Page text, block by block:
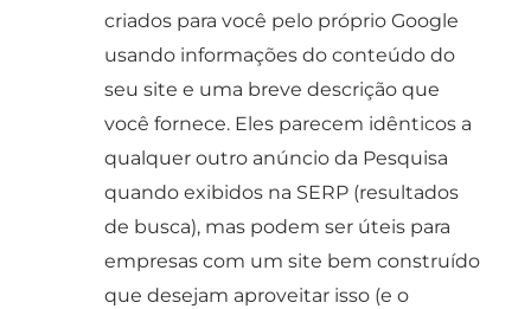
criados para você pelo próprio Google
usando informações do conteúdo do
seu site e uma breve descrição que
você fornece. Eles parecem idênticos a
qualquer outro anúncio da Pesquisa
quando exibidos na SERP (resultados
de busca), mas podem ser úteis para
empresas com um site bem construído
que desejam aproveitar isso (e o